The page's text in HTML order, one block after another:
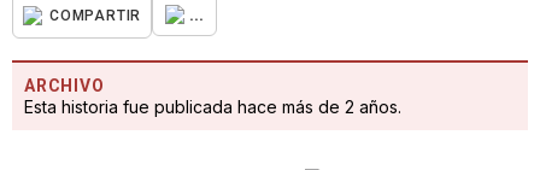
COMPARTIR ...
ARCHIVO
Esta historia fue publicada hace más de 2 años.